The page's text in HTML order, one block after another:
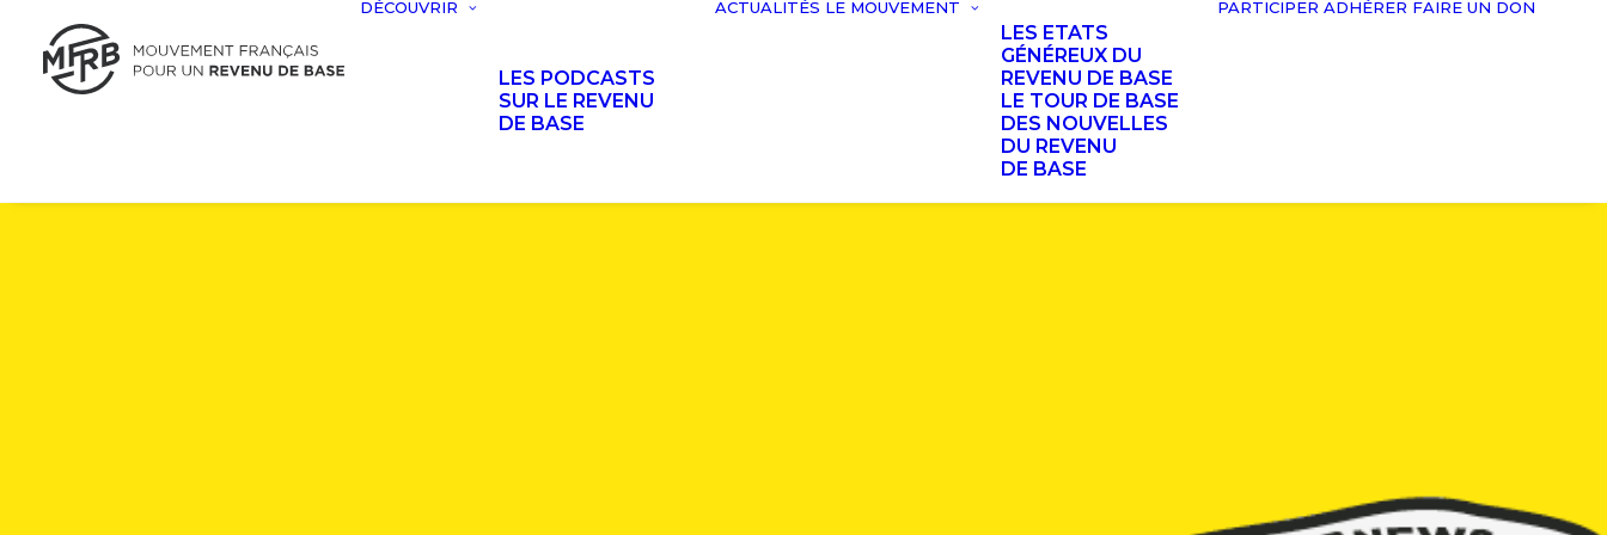
DÉCOUVRIR
LES PODCASTS
SUR LE REVENU
DE BASE
ACTUALITÉS LE MOUVEMENT
LES ETATS
GÉNÉREUX DU
REVENU DE BASE
LE TOUR DE BASE
DES NOUVELLES
DU REVENU
DE BASE
PARTICIPER ADHÉRER FAIRE UN DON